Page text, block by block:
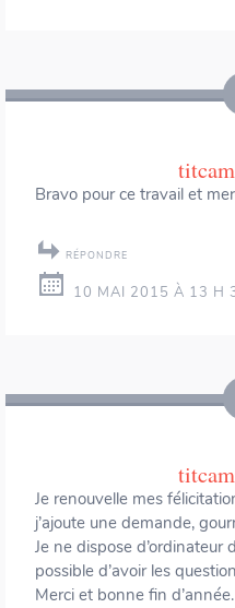
Bravo pour ce travail et
RÉPONDRE
10 MAI 2015 À 13 H
Je renouvelle mes
j’ajoute une demande,
Je ne dispose d’ordinateur
possible d’avoir les
Merci et bonne fin d’année.